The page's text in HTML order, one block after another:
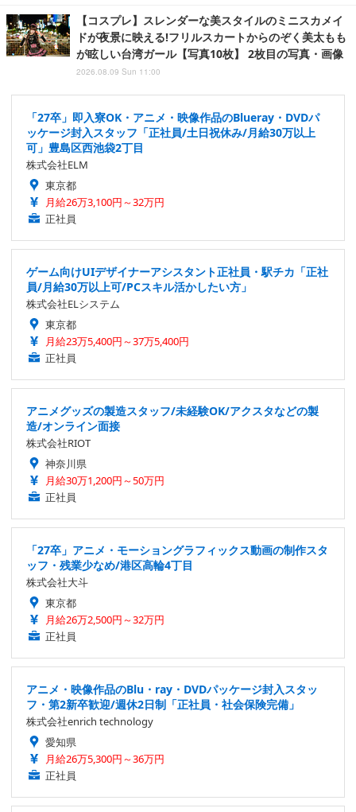
【コスプレ】スレンダーな美スタイルのミニスカメイ
ドが夜景に映える!フリルスカートからのぞく美太もも
が眩しい台湾ガール【写真10枚】 2枚目の写真・画像
2026.08.09 Sun 11:00
「27卒」即入寮OK・アニメ・映像作品のBlueray・DVDパ
ッケージ封入スタッフ「正社員/土日祝休み/月給30万以上
可」豊島区西池袋2丁目
株式会社ELM
東京都
月給26万3,100円～32万円
正社員
ゲーム向けUIデザイナーアシスタント正社員・駅チカ「正社
員/月給30万以上可/PCスキル活かしたい方」
株式会社ELシステム
東京都
月給23万5,400円～37万5,400円
正社員
アニメグッズの製造スタッフ/未経験OK/アクスタなどの製
造/オンライン面接
株式会社RIOT
神奈川県
月給30万1,200円～50万円
正社員
「27卒」アニメ・モーショングラフィックス動画の制作スタ
ッフ・残業少なめ/港区高輪4丁目
株式会社大斗
東京都
月給26万2,500円～32万円
正社員
アニメ・映像作品のBlu・ray・DVDパッケージ封入スタッ
フ・第2新卒歓迎/週休2日制「正社員・社会保険完備」
株式会社enrich technology
愛知県
月給26万5,300円～36万円
正社員